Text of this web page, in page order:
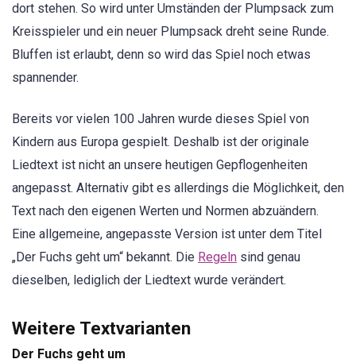
dort stehen. So wird unter Umständen der Plumpsack zum
Kreisspieler und ein neuer Plumpsack dreht seine Runde.
Bluffen ist erlaubt, denn so wird das Spiel noch etwas
spannender.
Bereits vor vielen 100 Jahren wurde dieses Spiel von
Kindern aus Europa gespielt. Deshalb ist der originale
Liedtext ist nicht an unsere heutigen Gepflogenheiten
angepasst. Alternativ gibt es allerdings die Möglichkeit, den
Text nach den eigenen Werten und Normen abzuändern.
Eine allgemeine, angepasste Version ist unter dem Titel
„Der Fuchs geht um“ bekannt. Die Regeln sind genau
dieselben, lediglich der Liedtext wurde verändert.
Weitere Textvarianten
Der Fuchs geht um